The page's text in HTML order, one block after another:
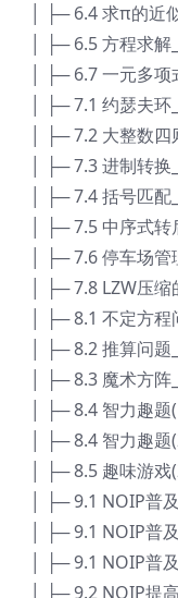
│ ├─ 6.4 求π的近
│ ├─ 6.5 方程求
│ ├─ 6.7 一元多
│ ├─ 7.1 约瑟夫
│ ├─ 7.2 大整数
│ ├─ 7.3 进制转
│ ├─ 7.4 括号匹
│ ├─ 7.5 中序式
│ ├─ 7.6 停车场
│ ├─ 7.8 LZW压
│ ├─ 8.1 不定方
│ ├─ 8.2 推算问
│ ├─ 8.3 魔术方
│ ├─ 8.4 智力趣
│ ├─ 8.4 智力趣
│ ├─ 8.5 趣味游
│ ├─ 9.1 NOIP普
│ ├─ 9.1 NOIP普
│ ├─ 9.1 NOIP普
│ ├─ 9.2 NOIP提